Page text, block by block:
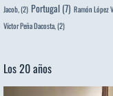
Jacob, (2) Portugal (7) Ramón López
Víctor Peña Dacosta, (2)
Los 20 años